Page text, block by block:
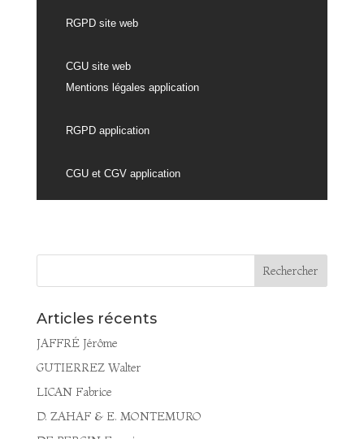
RGPD site web
CGU site web
Mentions légales application
RGPD application
CGU et CGV application
Articles récents
JAFFRÉ Jérôme
GUTIERREZ Walter
LICAN Fabrice
D. ZAHAF & E. MONTEMURO